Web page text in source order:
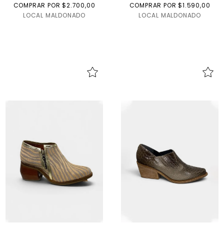
COMPRAR POR $2.700,00
LOCAL MALDONADO
COMPRAR POR $1.590,00
LOCAL MALDONADO